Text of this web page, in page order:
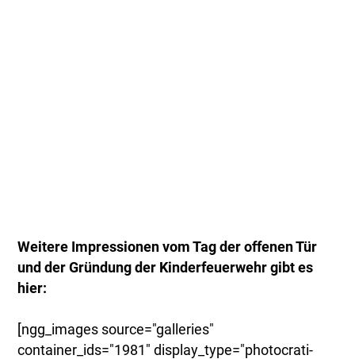
Weitere Impressionen vom Tag der offenen Tür
und der Gründung der Kinderfeuerwehr gibt es
hier:
[ngg_images source="galleries"
container_ids="1981" display_type="photocrati-